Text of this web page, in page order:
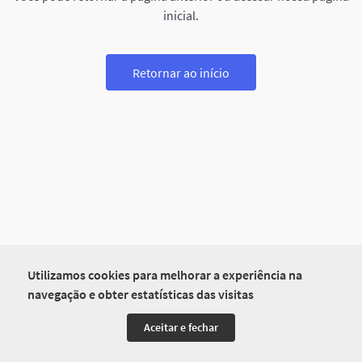
Utilizamos cookies para melhorar a experiência na
navegação e obter estatísticas das visitas
Aceitar e fechar
inicial.
Retornar ao início